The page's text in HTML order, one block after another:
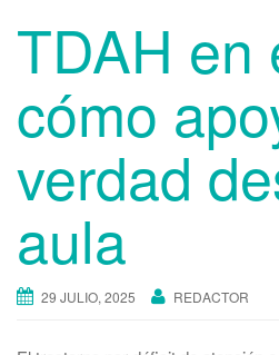
TDAH en
cómo
verdad
aula
29 JULIO, 2025 REDACTOR